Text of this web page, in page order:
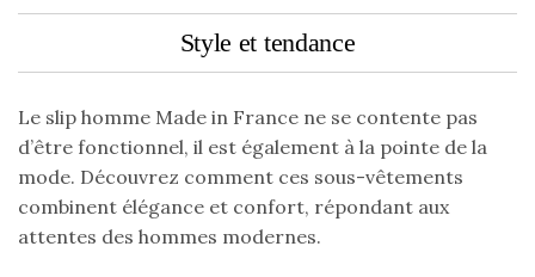
Style et tendance
Le slip homme Made in France ne se contente pas
d’être fonctionnel, il est également à la pointe de la
mode. Découvrez comment ces sous-vêtements
combinent élégance et confort, répondant aux
attentes des hommes modernes.